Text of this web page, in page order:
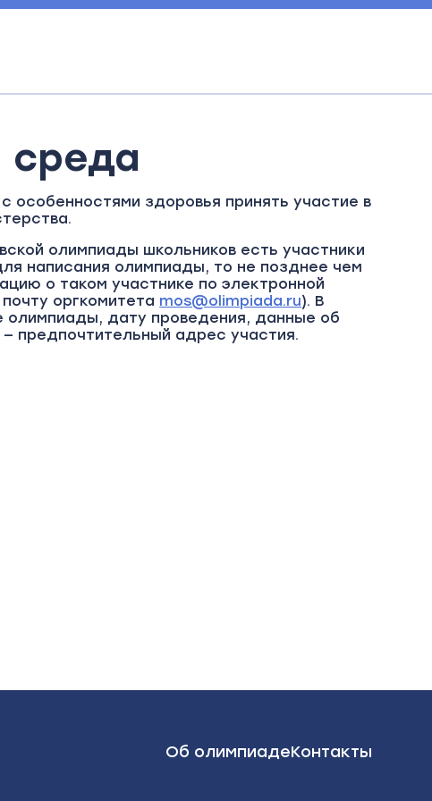
среда
особенностями здоровья принять участие в
олимпиады школьников есть участники
написания олимпиады, то не позднее чем
о таком участнике по электронной
оргкомитета mos@olimpiada.ru). В
олимпиады, дату проведения, данные об
предпочтительный адрес участия.
Об олимпиадеКонтакты